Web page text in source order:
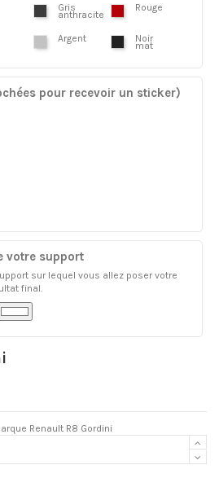
Gris
anthracite
Rouge
Argent Noir
mat
pour recevoir un sticker)
votre support
sur lequel vous allez poser votre
final.
Renault R8 Gordini